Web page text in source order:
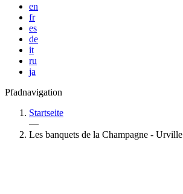
en
fr
es
de
it
ru
ja
Pfadnavigation
Startseite
—
Les banquets de la Champagne - Urville